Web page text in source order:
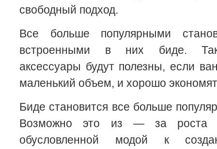
свободный подход.
Все больше популярными
встроенными в них биде.
аксессуары будут полезны, если
маленький объем, и хорошо
Биде становится все больше
Возможно это из — за роста
обусловленной модой к